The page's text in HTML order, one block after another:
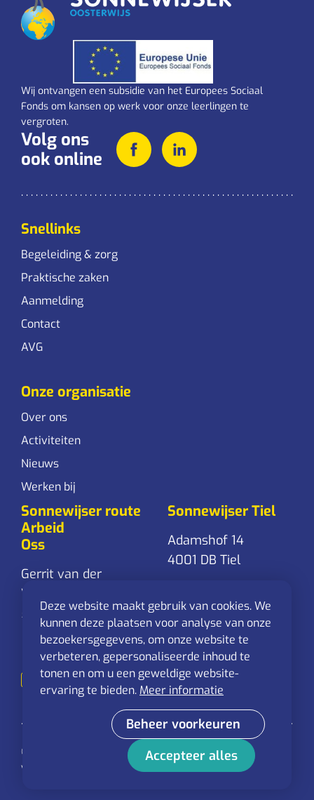
Deze website maakt gebruik van cookies. We
kunnen deze plaatsen voor analyse van onze
bezoekersgegevens, om onze website te
verbeteren, gepersonaliseerde inhoud te
tonen en om u een geweldige website-
ervaring te bieden. Meer informatie
Beheer voorkeuren
Accepteer alles
Wij ontvangen een subsidie van het Europees Sociaal
Fonds om kansen op werk voor onze leerlingen te
vergroten.
Volg ons
ook online
Snellinks
Begeleiding & zorg
Praktische zaken
Aanmelding
Contact
AVG
Onze organisatie
Over ons
Activiteiten
Nieuws
Werken bij
Sonnewijser route
Arbeid
Oss
Gerrit van der
Veenstraat 24
5348 RD Oss
0412-625 544
Stuur een
mail
Sonnewijser Tiel
Adamshof 14
4001 DB Tiel
Stuur een
mail
© 2026 Sonnewijser route Arbeid - Alle rechten
voorbehouden